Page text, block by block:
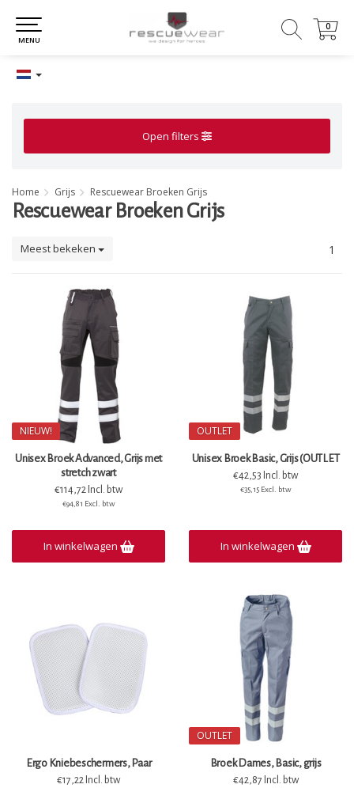
0
0
MENU
Open filters
Home Grijs Rescuewear Broeken Grijs
Rescuewear Broeken Grijs
Meest bekeken 1
NIEUW!
Unisex Broek Advanced, Grijs met
stretch zwart
€114,72 Incl. btw
€94,81 Excl. btw
In winkelwagen
OUTLET
Unisex Broek Basic, Grijs (OUTLET
€42,53 Incl. btw
€35,15 Excl. btw
In winkelwagen
Ergo Kniebeschermers, Paar
€17,22 Incl. btw
OUTLET
Broek Dames, Basic, grijs
€42,87 Incl. btw